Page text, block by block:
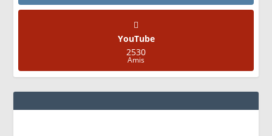
YouTube
2530
Amis